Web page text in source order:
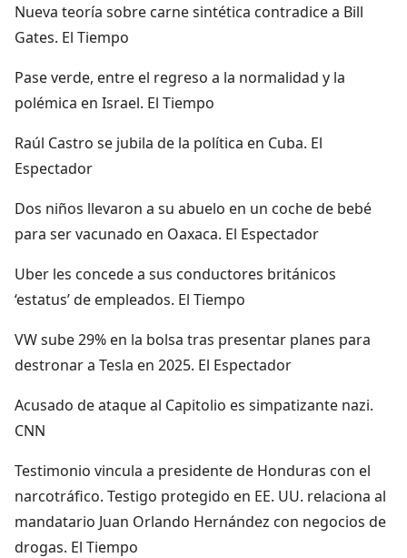
Nueva teoría sobre carne sintética contradice a Bill
Gates. El Tiempo
Pase verde, entre el regreso a la normalidad y la
polémica en Israel. El Tiempo
Raúl Castro se jubila de la política en Cuba. El
Espectador
Dos niños llevaron a su abuelo en un coche de bebé
para ser vacunado en Oaxaca. El Espectador
Uber les concede a sus conductores británicos
‘estatus’ de empleados. El Tiempo
VW sube 29% en la bolsa tras presentar planes para
destronar a Tesla en 2025. El Espectador
Acusado de ataque al Capitolio es simpatizante nazi.
CNN
Testimonio vincula a presidente de Honduras con el
narcotráfico. Testigo protegido en EE. UU. relaciona al
mandatario Juan Orlando Hernández con negocios de
drogas. El Tiempo